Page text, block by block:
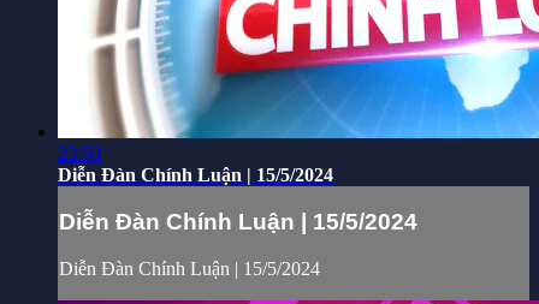
23:50
Diễn Đàn Chính Luận | 15/5/2024
Diễn Đàn Chính Luận | 15/5/2024
Diễn Đàn Chính Luận | 15/5/2024